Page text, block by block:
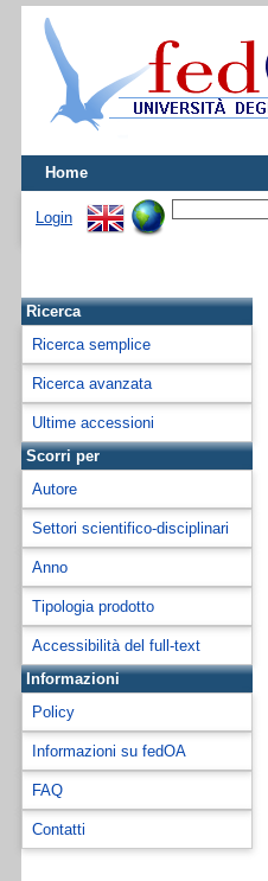
Home
Login
Ricerca
Ricerca semplice
Ricerca avanzata
Ultime accessioni
Scorri per
Autore
Settori scientifico-disciplinari
Anno
Tipologia prodotto
Accessibilità del full-text
Informazioni
Policy
Informazioni su fedOA
FAQ
Contatti